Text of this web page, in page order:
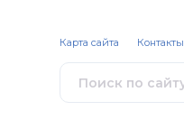
Карта сайта Контакты